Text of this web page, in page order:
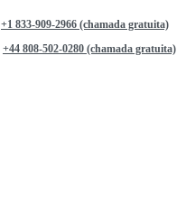
+1 833-909-2966 (chamada gratuita)
+44 808-502-0280 (chamada gratuita)